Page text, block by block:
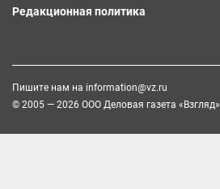
Редакционная политика
Пишите нам на information@vz.ru
© 2005 — 2026 ООО Деловая газета «Взгляд»